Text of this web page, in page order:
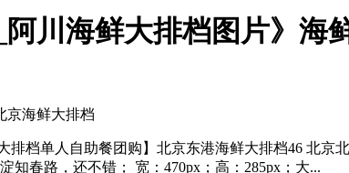
川海鲜大排档图片》海
京海鲜大排档
排档单人自助餐团购】北京东港海鲜大排档46 北
知春路，还不错； 宽：470px；高：285px；大...